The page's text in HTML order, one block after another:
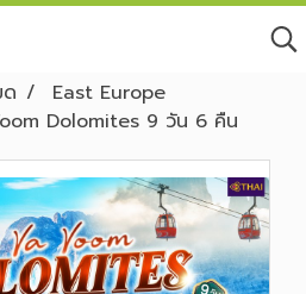
East Europe
Dolomites 9 วัน 6 คืน